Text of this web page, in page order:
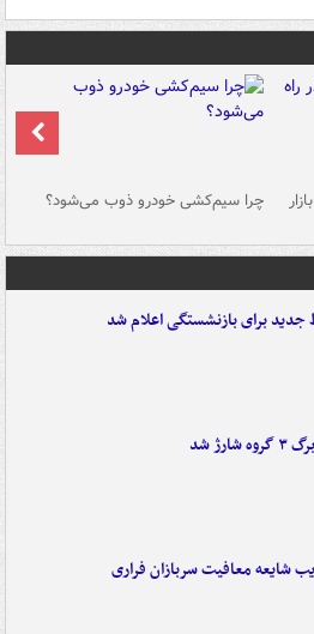
چرا سیم‌کشی خودرو ذوب می‌شود؟
برای بازنشستگی اعلام شد
شارژ شد
شایعه معافیت سربازان فراری